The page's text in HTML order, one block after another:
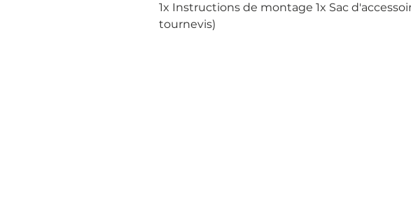
1x Instructions de montage 1x Sac
tournevis)